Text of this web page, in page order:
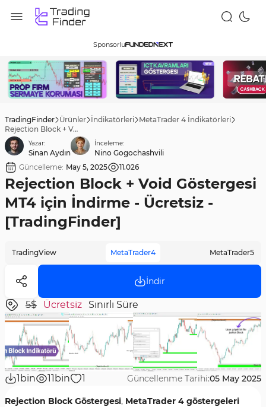
Sponsorlu
TradingFinder Ürünler İndikatörleri MetaTrader 4 İndikatörleri
Rejection Block + Void Göstergesi MT4 için İndirme - Ücretsiz - [TradingFinder]
Yazar:
Sinan Aydın
İnceleme:
Nino Gogochashvili
Güncelleme: May 5, 2025 11.026
Rejection Block + Void Göstergesi
MT4 için İndirme - Ücretsiz -
[TradingFinder]
TradingView MetaTrader4 MetaTrader5
İndir
5$ Ücretsiz Sınırlı Süre
1bin 11bin 1 Güncellenme Tarihi:05 May 2025
Rejection Block Göstergesi, MetaTrader 4 göstergeleri